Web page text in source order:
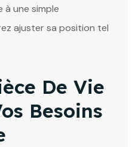
une simple
ajuster sa position tel
De Vie
Besoins